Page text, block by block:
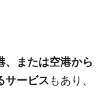
、または空港から
サービス もあり、